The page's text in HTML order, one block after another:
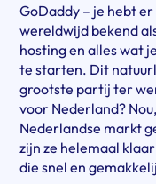
GoDaddy – je hebt
wereldwijd bekend
hosting en alles wat
te starten. Dit
grootste partij ter
voor Nederland?
Nederlandse markt
zijn ze helemaal
die snel en